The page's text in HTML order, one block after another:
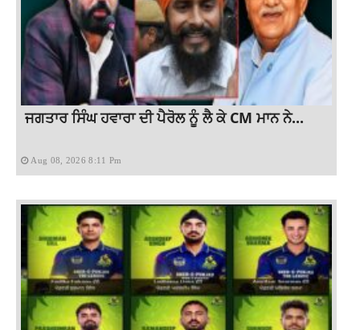
ਜਗਤਾਰ ਸਿੰਘ ਹਵਾਰਾ ਦੀ ਪੈਰੋਲ ਨੂੰ ਲੈ ਕੇ CM ਮਾਨ ਨੇ...
Aug 08, 2026 8:11 Pm